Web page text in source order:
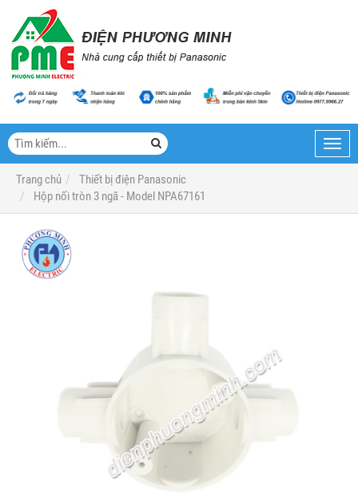
Trang chủ
Thiết bị điện Panasonic
Hộp nối tròn 3 ngã - Model NPA67161